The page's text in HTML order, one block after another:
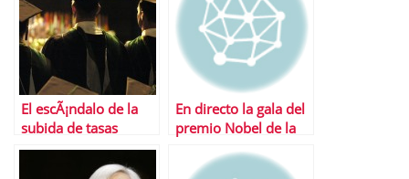
El escÃ¡ndalo de la
subida de tasas
universitarias
En directo la gala del
premio Nobel de la